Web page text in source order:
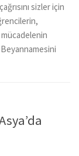
sizler için